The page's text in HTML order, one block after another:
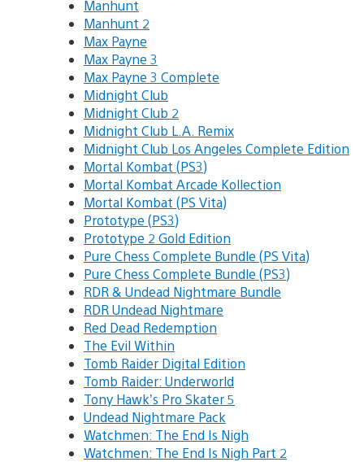
Manhunt
Manhunt 2
Max Payne
Max Payne 3
Max Payne 3 Complete
Midnight Club
Midnight Club 2
Midnight Club L.A. Remix
Midnight Club Los Angeles Complete Edition
Mortal Kombat (PS3)
Mortal Kombat Arcade Kollection
Mortal Kombat (PS Vita)
Prototype (PS3)
Prototype 2 Gold Edition
Pure Chess Complete Bundle (PS Vita)
Pure Chess Complete Bundle (PS3)
RDR & Undead Nightmare Bundle
RDR Undead Nightmare
Red Dead Redemption
The Evil Within
Tomb Raider Digital Edition
Tomb Raider: Underworld
Tony Hawk’s Pro Skater 5
Undead Nightmare Pack
Watchmen: The End Is Nigh
Watchmen: The End Is Nigh Part 2